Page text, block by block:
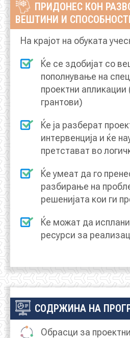
ПРИДОНЕС КОН
ВЕШТИНИ И
На крајот на обуката
Ќе се здобијат со
пополнување на
проектни апликации
грантови)
Ќе ја разберат
интервенција и ќе
претстават во
Ќе умеат да го
разбирање на
решенијата кои ги
Ќе можат да
ресурси за
СОДРЖИНА НА
Обрасци за